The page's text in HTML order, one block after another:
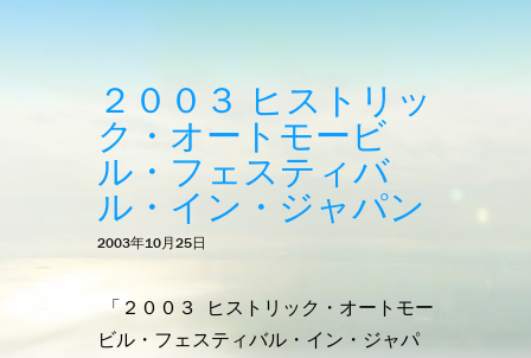
２００３ ヒストリッ
ク・オートモービ
ル・フェスティバ
ル・イン・ジャパン
2003年10月25日
「２００３ ヒストリック・オートモー
ビル・フェスティバル・イン・ジャパ